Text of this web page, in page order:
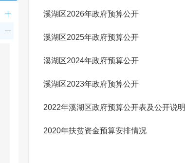
溪湖区2026年政府预算公开
溪湖区2025年政府预算公开
溪湖区2024年政府预算公开
溪湖区2023年政府预算公开
2022年溪湖区政府预算公开表及公开说明
2020年扶贫资金预算安排情况